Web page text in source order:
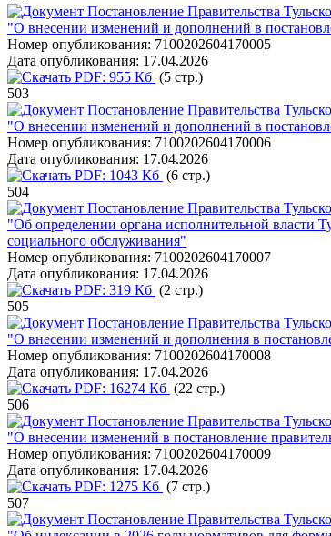
Постановление Правительства
"О внесении изменений и дополнений в
Номер опубликования: 7100202604170005
Дата опубликования: 17.04.2026
PDF: 955 Кб (5 стр.)
503
Постановление Правительства
"О внесении изменений и дополнений в
Номер опубликования: 7100202604170006
Дата опубликования: 17.04.2026
PDF: 1043 Кб (6 стр.)
504
Постановление Правительства
"Об определении органа исполнительной власти
социального обслуживания"
Номер опубликования: 7100202604170007
Дата опубликования: 17.04.2026
PDF: 319 Кб (2 стр.)
505
Постановление Правительства
"О внесении изменений и дополнения в
Номер опубликования: 7100202604170008
Дата опубликования: 17.04.2026
PDF: 16274 Кб (22 стр.)
506
Постановление Правительства
"О внесении изменений в постановление
Номер опубликования: 7100202604170009
Дата опубликования: 17.04.2026
PDF: 1275 Кб (7 стр.)
507
Постановление Правительства